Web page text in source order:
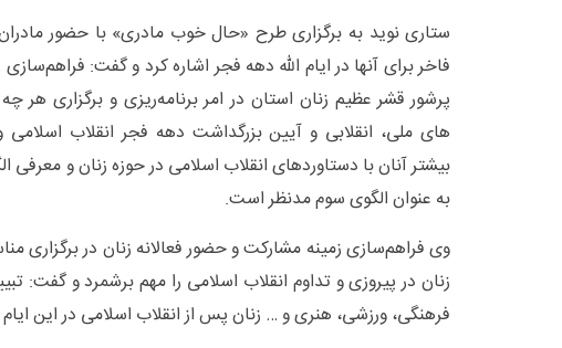
ستاری نوید به برگزاری طرح «حال خوب مادری» با حضور
فاخر برای آنها در ایام الله دهه فجر اشاره کرد و گفت:
پرشور قشر عظیم زنان استان در امر برنامه‌ریزی و برگزاری هر
های ملی، انقلابی و آیین بزرگداشت دهه فجر انقلاب
بیشتر آنان با دستاوردهای انقلاب اسلامی در حوزه زنان و معرفی
به عنوان الگوی سوم مدنظر است.
وی فراهم‌سازی زمینه مشارکت و حضور فعالانه زنان در برگزاری
زنان در پیروزی و تداوم انقلاب اسلامی را مهم برشمرد و گفت:
فرهنگی، ورزشی، هنری و … زنان پس از انقلاب اسلامی در این